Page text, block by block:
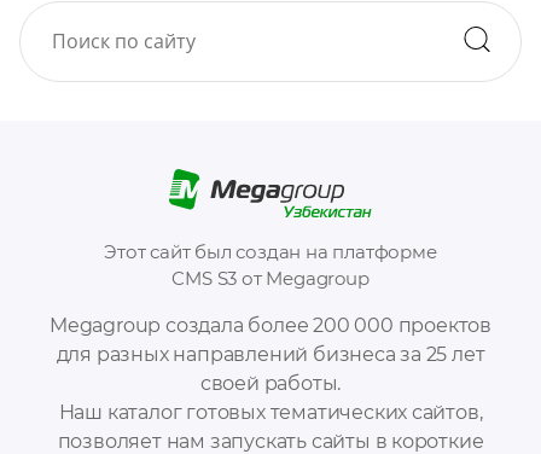
Megagroup создала более 200 000 проектов
для разных направлений бизнеса за 25 лет
своей работы.
Наш каталог готовых тематических сайтов,
позволяет нам запускать сайты в короткие
Этот сайт был создан на платформе
CMS S3 от Megagroup